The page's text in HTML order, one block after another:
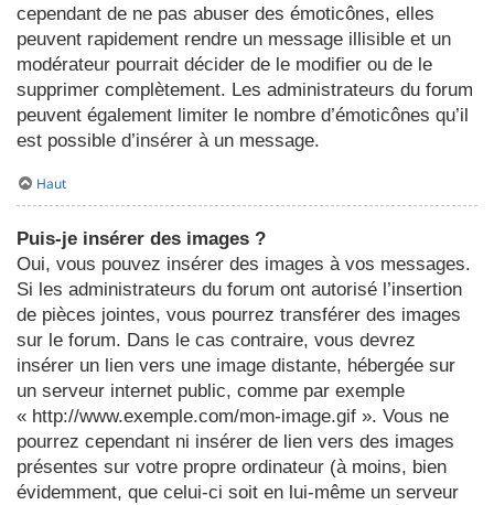
cependant de ne pas abuser des émoticônes, elles
peuvent rapidement rendre un message illisible et un
modérateur pourrait décider de le modifier ou de le
supprimer complètement. Les administrateurs du forum
peuvent également limiter le nombre d’émoticônes qu’il
est possible d’insérer à un message.
Haut
Puis-je insérer des images ?
Oui, vous pouvez insérer des images à vos messages.
Si les administrateurs du forum ont autorisé l’insertion
de pièces jointes, vous pourrez transférer des images
sur le forum. Dans le cas contraire, vous devrez
insérer un lien vers une image distante, hébergée sur
un serveur internet public, comme par exemple
« http://www.exemple.com/mon-image.gif ». Vous ne
pourrez cependant ni insérer de lien vers des images
présentes sur votre propre ordinateur (à moins, bien
évidemment, que celui-ci soit en lui-même un serveur